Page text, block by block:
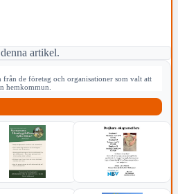
artikel.
de företag och organisationer som valt att
hemkommun.